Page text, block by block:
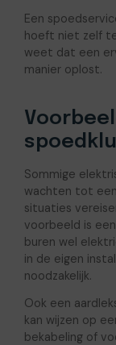
Een
hoeft niet zelf
weet dat een
manier oplost.
Sommige
wachten tot
situaties
voorbeeld is
buren wel
in de eigen
noodzakelijk.
Ook een
kan wijzen op
bekabeling of